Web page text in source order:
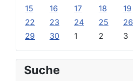
15
16 17 18 19
22
23 24 25 26
29
30 1 2 3
Suche